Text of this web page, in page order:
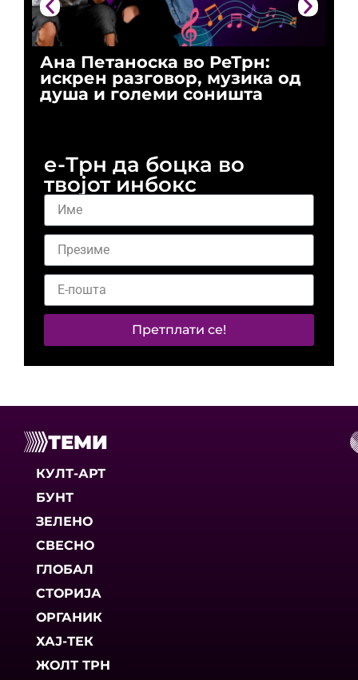
Ана Петаноска во РеТрн:
искрен разговор, музика од
душа и големи соништа
е-Трн да боцка во
твојот инбокс
Претплати се!
ТЕМИ
КУЛТ-АРТ
БУНТ
ЗЕЛЕНО
СВЕСНО
ГЛОБАЛ
СТОРИЈА
ОРГАНИК
ХАЈ-ТЕК
ЖОЛТ ТРН